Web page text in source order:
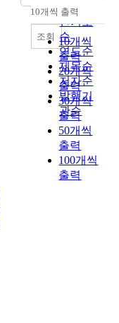
순
인기도
순
연도순
제목순
저자순
발행기
관순
내림차순
10개씩 출력
10개씩
출력
20개씩
출력
30개씩
출력
50개씩
출력
100개씩
출력
조회